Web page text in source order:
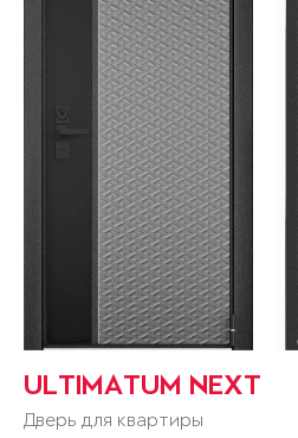
ULTIMATUM NEXT
Дверь для квартиры